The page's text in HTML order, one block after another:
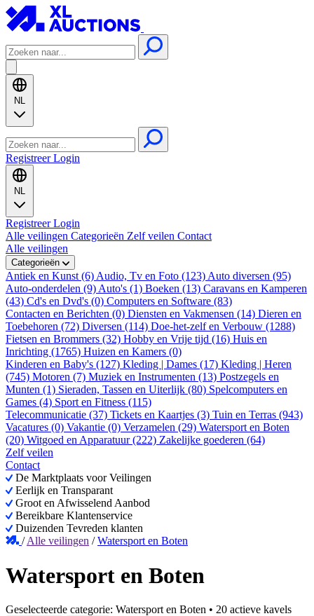
NL
RegistreerLogin
NL
RegistreerLogin
Alle veilingen Categorieën Zelf veilen Contact
Alle veilingen
Categorieën
Antiek en Kunst (6) Audio, Tv en Foto (123) Auto diversen (95)
Auto-onderdelen (9) Auto's (1) Boeken (13) Caravans en Kamperen
(43) Cd's en Dvd's (0) Computers en Software (83)
Contacten en Berichten (0) Diensten en Vakmensen (14) Dieren en
Toebehoren (72) Diversen (114) Doe-het-zelf en Verbouw (1288)
Fietsen en Brommers (32) Hobby en Vrije tijd (16) Huis en
Inrichting (1765) Huizen en Kamers (0)
Kinderen en Baby's (127) Kleding | Dames (17) Kleding | Heren
(745) Motoren (7) Muziek en Instrumenten (13) Postzegels en
Munten (1) Sieraden, Tassen en Uiterlijk (80) Spelcomputers en
Games (4) Sport en Fitness (115)
Telecommunicatie (37) Tickets en Kaartjes (3) Tuin en Terras (943)
Vacatures (0) Vakantie (0) Verzamelen (29) Watersport en Boten
(20) Witgoed en Apparatuur (222) Zakelijke goederen (64)
Zelf veilen
Contact
De Marktplaats voor Veilingen
Eerlijk en Transparant
Groot en Afwisselend Aanbod
Bereikbare Klantenservice
Duizenden Tevreden klanten
/Alle veilingen /Watersport en Boten
Watersport en Boten
Geselecteerde categorie: Watersport en Boten • 20 actieve kavels